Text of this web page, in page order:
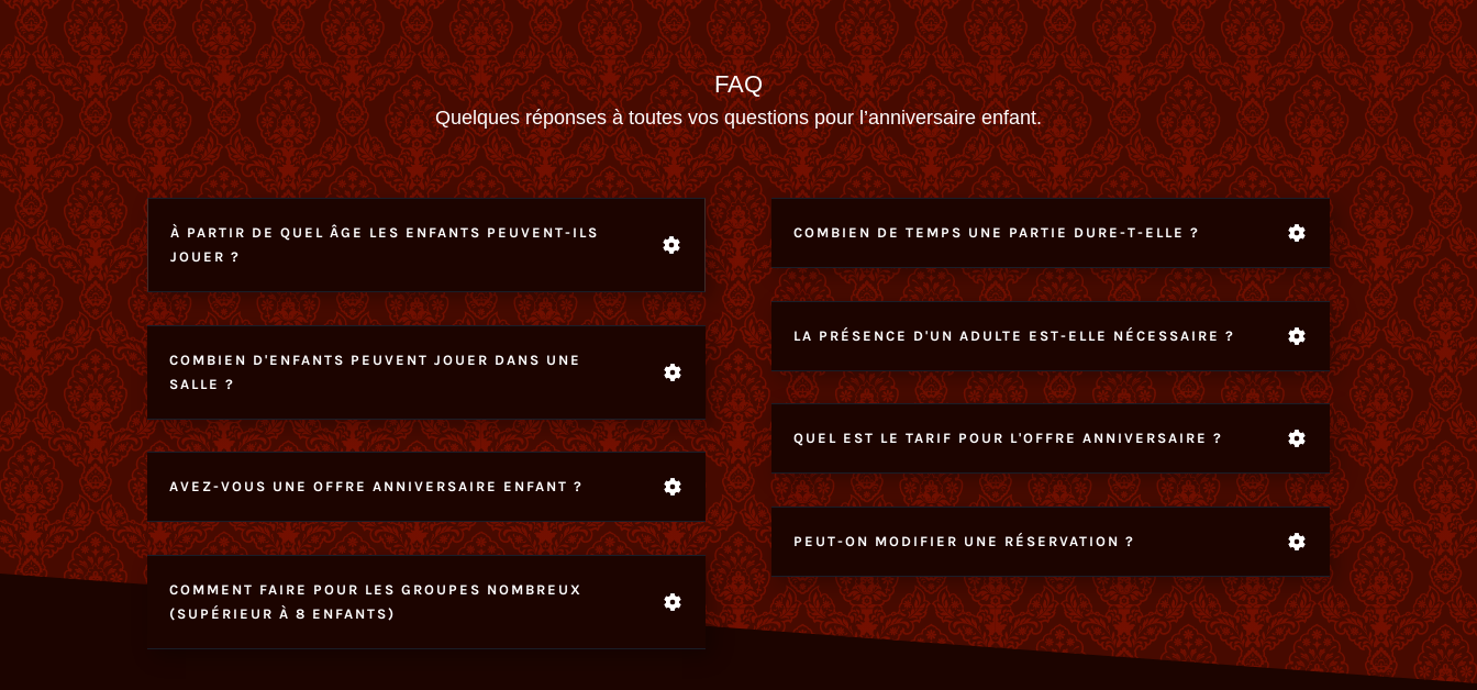
FAQ
Quelques réponses à toutes vos questions pour l’anniversaire enfant.
À PARTIR DE QUEL ÂGE LES ENFANTS PEUVENT-ILS
JOUER ?
COMBIEN D'ENFANTS PEUVENT JOUER DANS UNE
SALLE ?
AVEZ-VOUS UNE OFFRE ANNIVERSAIRE ENFANT ?
COMMENT FAIRE POUR LES GROUPES NOMBREUX
(SUPÉRIEUR À 8 ENFANTS)
COMBIEN DE TEMPS UNE PARTIE DURE-T-ELLE ?
LA PRÉSENCE D'UN ADULTE EST-ELLE NÉCESSAIRE ?
QUEL EST LE TARIF POUR L'OFFRE ANNIVERSAIRE ?
PEUT-ON MODIFIER UNE RÉSERVATION ?